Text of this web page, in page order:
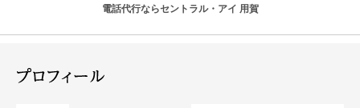
電話代行ならセントラル・アイ 用賀